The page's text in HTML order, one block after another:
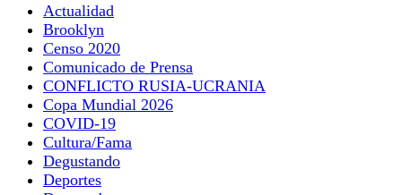
Actualidad
Brooklyn
Censo 2020
Comunicado de Prensa
CONFLICTO RUSIA-UCRANIA
Copa Mundial 2026
COVID-19
Cultura/Fama
Degustando
Deportes